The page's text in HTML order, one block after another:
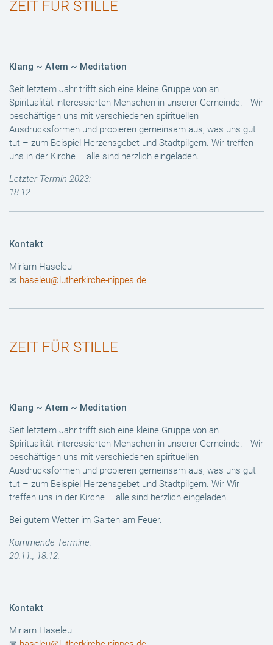
ZEIT FÜR STILLE
Klang ~ Atem ~ Meditation
Seit letztem Jahr trifft sich eine kleine Gruppe von an
Spiritualität interessierten Menschen in unserer Gemeinde. Wir
beschäftigen uns mit verschiedenen spirituellen
Ausdrucksformen und probieren gemeinsam aus, was uns gut
tut – zum Beispiel Herzensgebet und Stadtpilgern. Wir treffen
uns in der Kirche – alle sind herzlich eingeladen.
Letzter Termin 2023:
18.12.
Kontakt
Miriam Haseleu
haseleu@lutherkirche-nippes.de
ZEIT FÜR STILLE
Klang ~ Atem ~ Meditation
Seit letztem Jahr trifft sich eine kleine Gruppe von an
Spiritualität interessierten Menschen in unserer Gemeinde. Wir
beschäftigen uns mit verschiedenen spirituellen
Ausdrucksformen und probieren gemeinsam aus, was uns gut
tut – zum Beispiel Herzensgebet und Stadtpilgern. Wir Wir
treffen uns in der Kirche – alle sind herzlich eingeladen.
Bei gutem Wetter im Garten am Feuer.
Kommende Termine:
20.11., 18.12.
Kontakt
Miriam Haseleu